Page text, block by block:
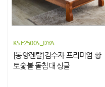
KSJ-2500S_DYA
[동양렌탈]김수자 프리미엄 황
토숯볼 돌침대 싱글